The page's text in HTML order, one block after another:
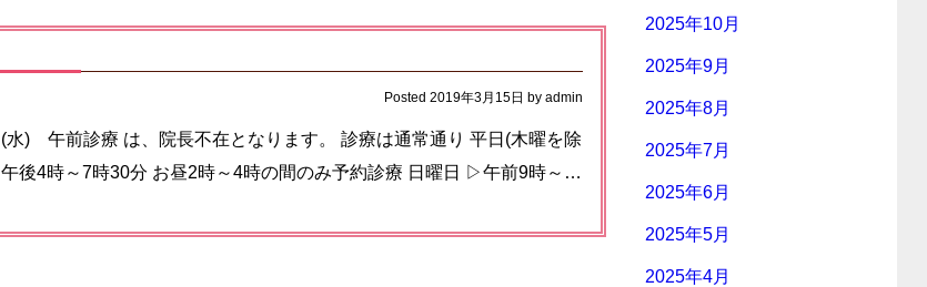
Posted 2019年3月15日 by admin
) 午前診療 は、院長不在となります。 診療は通常通り 平日(木曜を除
後4時～7時30分 お昼2時～4時の間のみ予約診療 日曜日 ▷午前9時～…
2025年10月
2025年9月
2025年8月
2025年7月
2025年6月
2025年5月
2025年4月